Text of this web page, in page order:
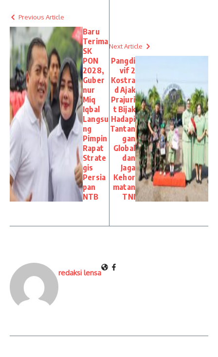
Previous Article
Baru
Terima
SK
PON
2028,
Guber
nur
Miq
Iqbal
Langsu
ng
Pimpin
Rapat
Strate
gis
Persia
pan
NTB
Next Article
Pangdi
vif 2
Kostra
d Ajak
Prajuri
t Bijak
Hadapi
Tantan
gan
Global
dan
Jaga
Kehor
matan
TNI
redaksi lensa